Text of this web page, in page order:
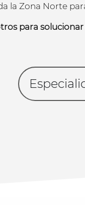
la Zona Norte
para